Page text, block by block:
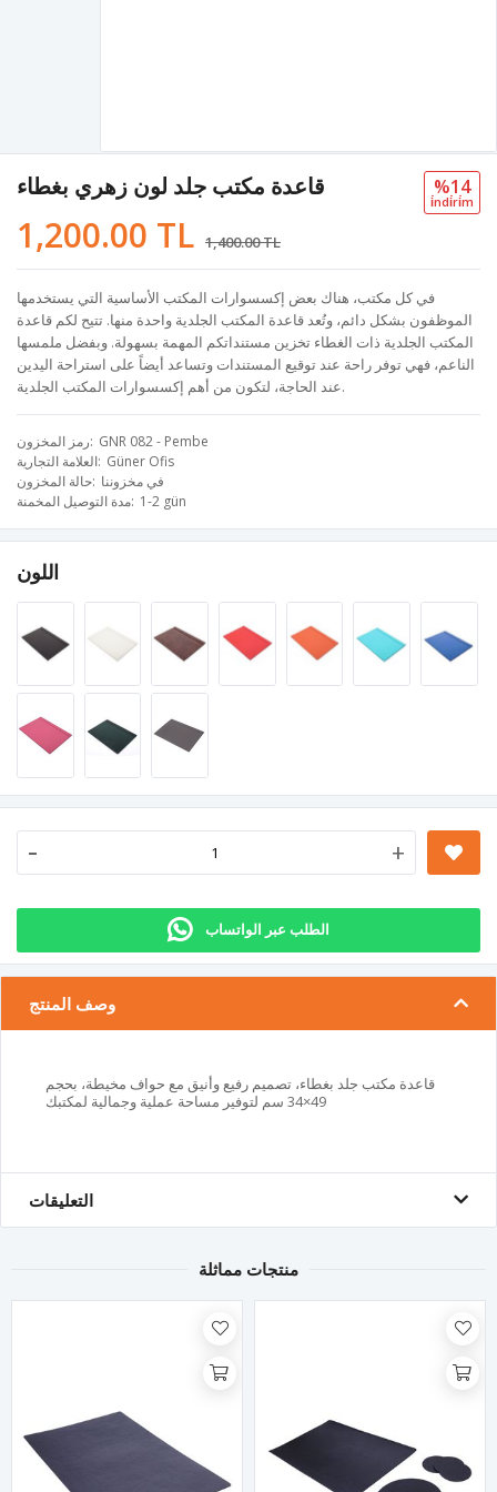
قاعدة مكتب جلد لون زهري بغطاء
1,200.00 TL 1,400.00 TL
%14
i̇ndi̇ri̇m
في كل مكتب، هناك بعض إكسسوارات المكتب الأساسية التي يستخدمها
الموظفون بشكل دائم، وتُعد قاعدة المكتب الجلدية واحدة منها. تتيح لكم قاعدة
المكتب الجلدية ذات الغطاء تخزين مستنداتكم المهمة بسهولة. وبفضل ملمسها
الناعم، فهي توفر راحة عند توقيع المستندات وتساعد أيضاً على استراحة اليدين
عند الحاجة، لتكون من أهم إكسسوارات المكتب الجلدية.
رمز المخزون GNR 082 - Pembe
العلامة التجارية Güner Ofis
حالة المخزون في مخزوننا
مدة التوصيل المخمنة 1-2 gün
اللون
- +
الطلب عبر الواتساب
وصف المنتج
قاعدة مكتب جلد بغطاء، تصميم رفيع وأنيق مع حواف مخيطة، بحجم
49×34 سم لتوفير مساحة عملية وجمالية لمكتبك
التعليقات
منتجات مماثلة